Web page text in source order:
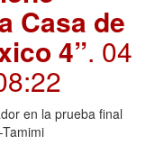
Casa de
4”. 04
en la prueba final